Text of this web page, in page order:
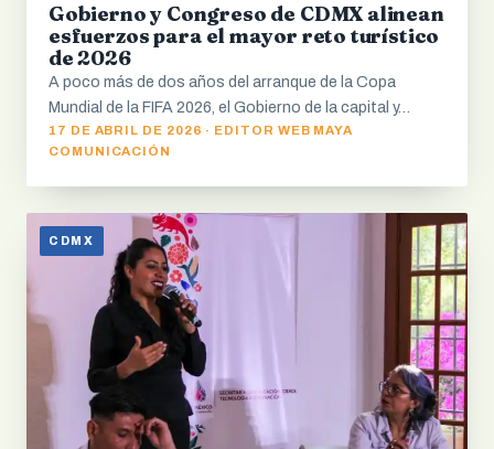
Gobierno y Congreso de CDMX alinean
esfuerzos para el mayor reto turístico
de 2026
A poco más de dos años del arranque de la Copa
Mundial de la FIFA 2026, el Gobierno de la capital y…
17 DE ABRIL DE 2026 · EDITOR WEB MAYA
COMUNICACIÓN
CDMX